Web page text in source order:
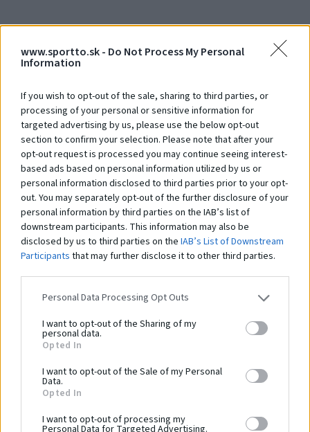
www.sportto.sk - Do Not Process My Personal
Information
If you wish to opt-out of the sale, sharing to third parties, or
processing of your personal or sensitive information for
targeted advertising by us, please use the below opt-out
section to confirm your selection. Please note that after your
opt-out request is processed you may continue seeing interest-
based ads based on personal information utilized by us or
personal information disclosed to third parties prior to your opt-
out. You may separately opt-out of the further disclosure of your
personal information by third parties on the IAB’s list of
downstream participants. This information may also be
disclosed by us to third parties on the IAB’s List of Downstream
Participants that may further disclose it to other third parties.
Personal Data Processing Opt Outs
I want to opt-out of the Sharing of my
personal data.
Opted In
I want to opt-out of the Sale of my Personal
Data.
Opted In
I want to opt-out of processing my
Personal Data for Targeted Advertising.
Debna 1000 x 1000 x 1850
Na dopyt
Čo robí tentoprodukt
výnimočným?
Systém STHENOS je sada vybavenia určeného pre cvičenie Street workoutu.
Pozostáva z hrázd, bradiel, lavíc a plošín, kombinovaných v rôznych
zostavách. Ich používanie je založené na využití hmotnosti vlastného tela.
Prvky vám umožňujú vykonávať cvičenia rôznej obtiažnosti: tie
najjednoduchšie, ako aj pokročilejšie. Práve preto sú tréningové zostavy z
prvkovSTHENOSurčené pre širokú skupinu používateľov. Navyše je systém
využiteľný pri telovýchovných cvičeniach, športovom a brannom výcviku a
iných formách všeobecného telesného rozvoja. Použitie pevných a
odolných materiálov a vhodné konštrukčné riešenia zaisťujú odolnosť
zariadení a bezpečnosť používania.
Šírka zariadenia:
160 mm
Výška zariadenia:
Bezpečnostná norma:
PN-EN 16630:2015-06